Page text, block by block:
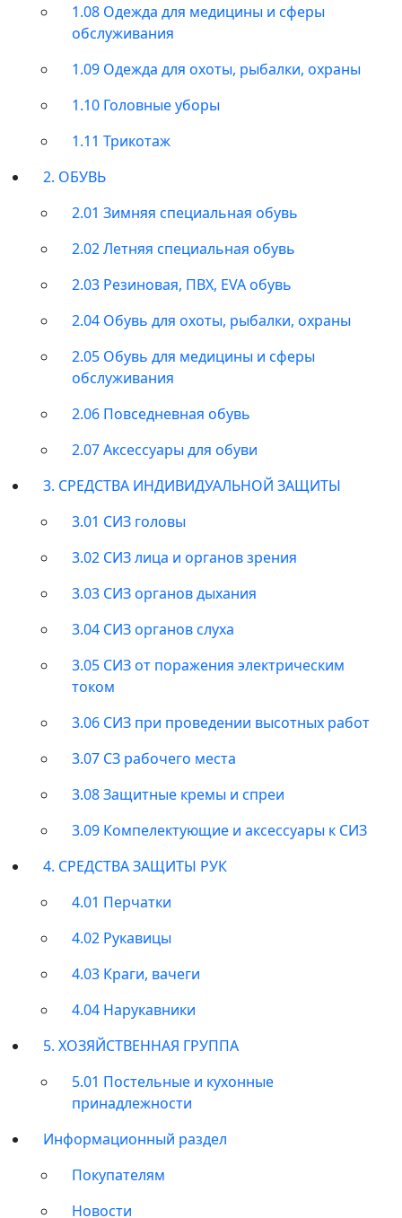
1.08 Одежда для медицины и сферы
обслуживания
1.09 Одежда для охоты, рыбалки, охраны
1.10 Головные уборы
1.11 Трикотаж
2. ОБУВЬ
2.01 Зимняя специальная обувь
2.02 Летняя специальная обувь
2.03 Резиновая, ПВХ, EVA обувь
2.04 Обувь для охоты, рыбалки, охраны
2.05 Обувь для медицины и сферы
обслуживания
2.06 Повседневная обувь
2.07 Аксессуары для обуви
3. СРЕДСТВА ИНДИВИДУАЛЬНОЙ ЗАЩИТЫ
3.01 СИЗ головы
3.02 СИЗ лица и органов зрения
3.03 СИЗ органов дыхания
3.04 СИЗ органов слуха
3.05 СИЗ от поражения электрическим
током
3.06 СИЗ при проведении высотных работ
3.07 СЗ рабочего места
3.08 Защитные кремы и спреи
3.09 Компелектующие и аксессуары к СИЗ
4. СРЕДСТВА ЗАЩИТЫ РУК
4.01 Перчатки
4.02 Рукавицы
4.03 Краги, вачеги
4.04 Нарукавники
5. ХОЗЯЙСТВЕННАЯ ГРУППА
5.01 Постельные и кухонные
принадлежности
Информационный раздел
Покупателям
Новости